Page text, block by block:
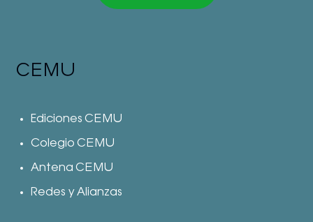
CEMU
Ediciones CEMU
Colegio CEMU
Antena CEMU
Redes y Alianzas